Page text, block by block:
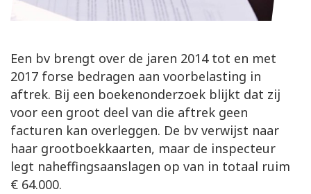
Een bv brengt over de jaren 2014 tot en met
2017 forse bedragen aan voorbelasting in
aftrek. Bij een boekenonderzoek blijkt dat zij
voor een groot deel van die aftrek geen
facturen kan overleggen. De bv verwijst naar
haar grootboekkaarten, maar de inspecteur
legt naheffingsaanslagen op van in totaal ruim
€ 64.000.